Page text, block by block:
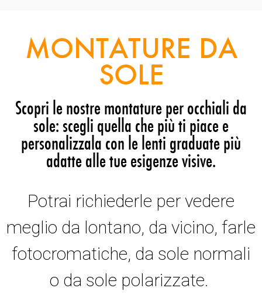
MONTATURE DA
SOLE
Scopri le nostre montature per occhiali da
sole: scegli quella che più ti piace e
personalizzala con le lenti graduate più
adatte alle tue esigenze visive.
Potrai richiederle per vedere
meglio da lontano, da vicino, farle
fotocromatiche, da sole normali
o da sole polarizzate.